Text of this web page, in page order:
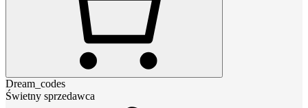
Dream_codes
Świetny sprzedawca